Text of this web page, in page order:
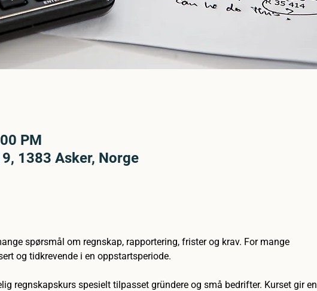
PM
1383 Asker, Norge
spørsmål om regnskap, rapportering, frister og krav. For mange
og tidkrevende i en oppstartsperiode.
regnskapskurs spesielt tilpasset gründere og små bedrifter. Kurset gir en